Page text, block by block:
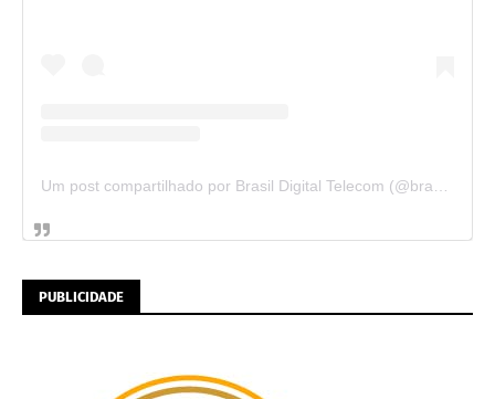
PUBLICIDADE